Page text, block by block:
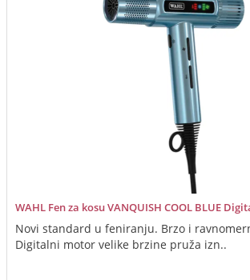
WAHL Fen za kosu VANQUISH COOL BLUE
Novi standard u feniranju. Brzo i
Digitalni motor velike brzine pruža izn..